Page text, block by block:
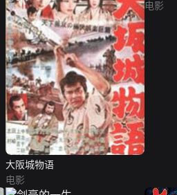
大阪城物语
电影
电影